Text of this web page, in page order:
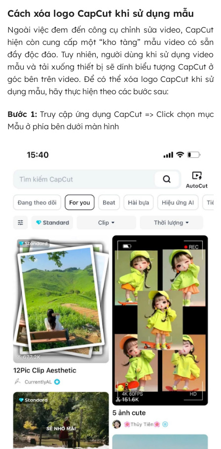
Cách xóa logo CapCut khi sử dụng mẫu
Ngoài việc đem đến công cụ chỉnh sửa video, CapCut
hiện còn cung cấp một “kho tàng” mẫu video có sẵn
đầy độc đáo. Tuy nhiên, người dùng khi sử dụng video
mẫu và tải xuống thiết bị sẽ dính biểu tượng CapCut ở
góc bên trên video. Để có thể xóa logo CapCut khi sử
dụng mẫu, hãy thực hiện theo các bước sau:
Bước 1: Truy cập ứng dụng CapCut => Click chọn mục
Mẫu ở phía bên dưới màn hình